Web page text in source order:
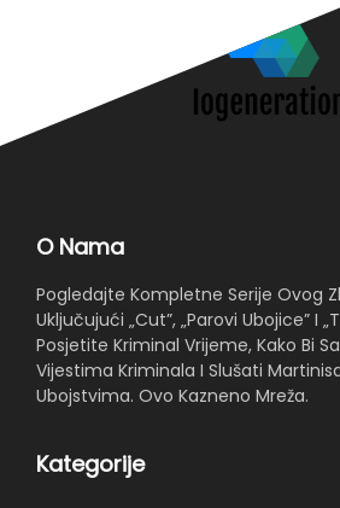
O Nama
Pogledajte Kompletne Serije Ovog
Uključujući „Cut”, „Parovi Ubojice” I
Posjetite Kriminal Vrijeme, Kako Bi
Vijestima Kriminala I Slušati
Ubojstvima. Ovo Kazneno Mreža.
Kategorije